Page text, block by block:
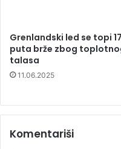
Grenlandski led se topi 17
puta brže zbog
talasa
11.06.2025
Komentariši